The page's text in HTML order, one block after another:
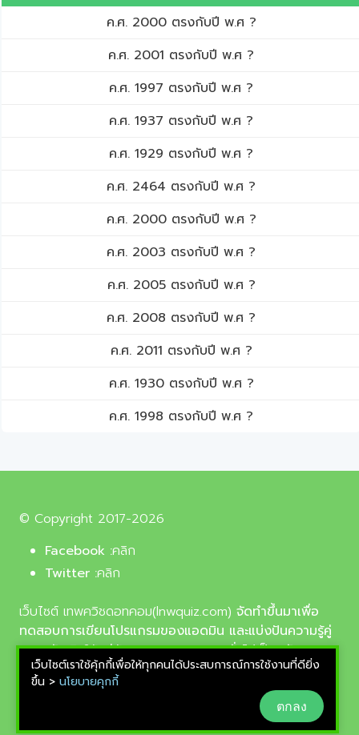
ค.ศ. 2000 ตรงกับปี พ.ศ ?
ค.ศ. 2001 ตรงกับปี พ.ศ ?
ค.ศ. 1997 ตรงกับปี พ.ศ ?
ค.ศ. 1937 ตรงกับปี พ.ศ ?
ค.ศ. 1929 ตรงกับปี พ.ศ ?
ค.ศ. 2464 ตรงกับปี พ.ศ ?
ค.ศ. 2000 ตรงกับปี พ.ศ ?
ค.ศ. 2003 ตรงกับปี พ.ศ ?
ค.ศ. 2005 ตรงกับปี พ.ศ ?
ค.ศ. 2008 ตรงกับปี พ.ศ ?
ค.ศ. 2011 ตรงกับปี พ.ศ ?
ค.ศ. 1930 ตรงกับปี พ.ศ ?
ค.ศ. 1998 ตรงกับปี พ.ศ ?
© Copyright 2017-2026
Facebook :คลิก
Twitter :คลิก
เว็บไซต์ เทพควิชดอทคอม(lnwquiz.com) จัดทำขึ้นมาเพื่อ
ทดสอบการเขียนโปรแกรมของแอดมิน และแบ่งปันความรู้คู่
ความบันเทิงให้แก่น้อง ๆ ตลอดจนบุคลทั่วไปเป็นหลัก,
รูปภาพที่นำมาใช้ประกอบบทความเป็นรูปภาพจากเว็บ
pixabay.com และunsplash.com ซึ่งเป็นเว็บแจกรูปฟรี
ลิขสิทธิ์แบบ CC0 ที่ช่างภาพจากทั่วโลกอัพโหลดไว้ให้
สามารถนำมาใช้ฟรีได้
เว็บไซต์เราใช้คุ้กกี้เพื่อให้ทุกคนได้ประสบการณ์การใช้งานที่ดียิ่ง
ขึ้น > นโยบายคุกกี้
ตกลง